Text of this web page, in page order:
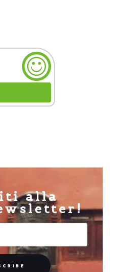
alla